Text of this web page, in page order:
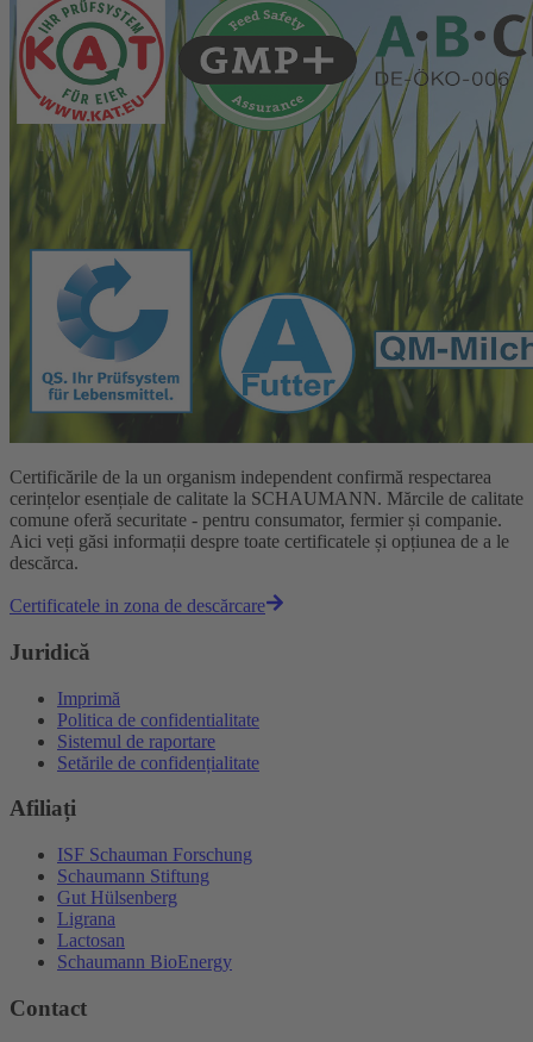
Certificările de la un organism independent confirmă respectarea
cerințelor esențiale de calitate la SCHAUMANN. Mărcile de calitate
comune oferă securitate - pentru consumator, fermier și companie.
Aici veți găsi informații despre toate certificatele și opțiunea de a le
descărca.
Certificatele in zona de descărcare
Juridică
Imprimă
Politica de confidentialitate
Sistemul de raportare
Setările de confidențialitate
Afiliați
ISF Schauman Forschung
Schaumann Stiftung
Gut Hülsenberg
Ligrana
Lactosan
Schaumann BioEnergy
Contact